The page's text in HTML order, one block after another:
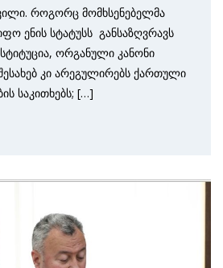
როგორც მომხსენებელმა
ენის სტა­ტუსს განსაზ­ღვრავს
ორგანული კანონი
კი არეგუ­ლირებს ქართული
საკითხებს; […]